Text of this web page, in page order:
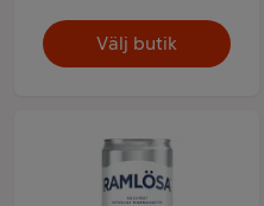
Välj butik